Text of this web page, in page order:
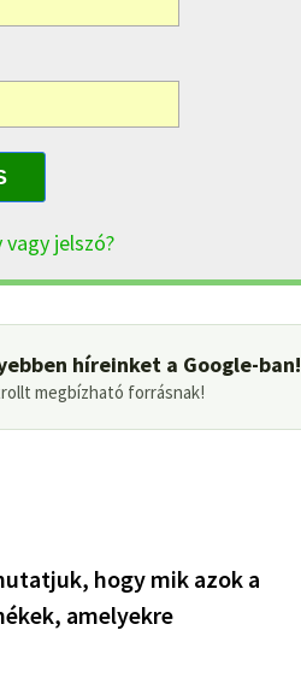
jelszó?
híreinket a Google-ban!
megbízható forrásnak!
hogy mik azok a
amelyekre